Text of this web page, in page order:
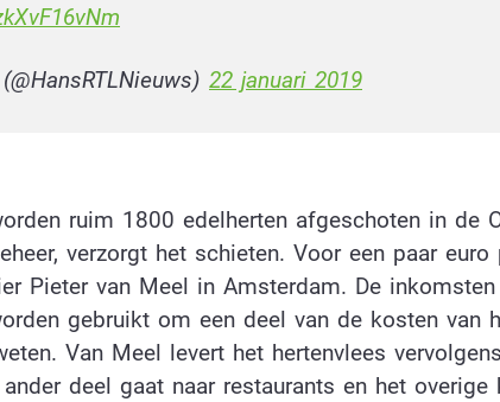
22 januari 2019
ruim 1800 edelherten afgeschoten in de
verzorgt het schieten. Voor een paar
Pieter van Meel in Amsterdam. De
gebruikt om een deel van de kosten van
Van Meel levert het hertenvlees
deel gaat naar restaurants en het